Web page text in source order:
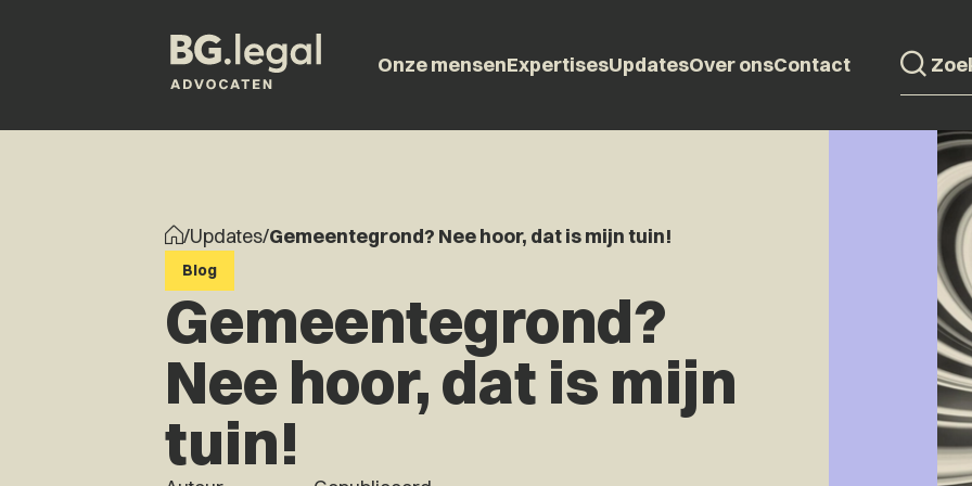
Onze mensenExpertisesUpdatesOver onsContact
/Updates/Gemeentegrond? Nee hoor, dat is mijn tuin!
Blog
Gemeentegrond?
Nee hoor, dat is mijn
tuin!